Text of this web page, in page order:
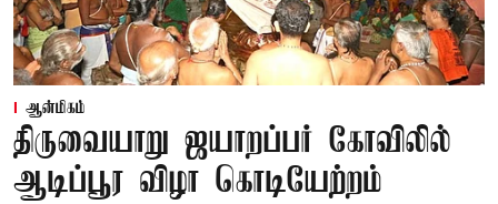
ஆன்மிகம்
திருவையாறு ஜயாறப்பர் கோவிலில்
ஆடிப்பூர விழா கொடியேற்றம்